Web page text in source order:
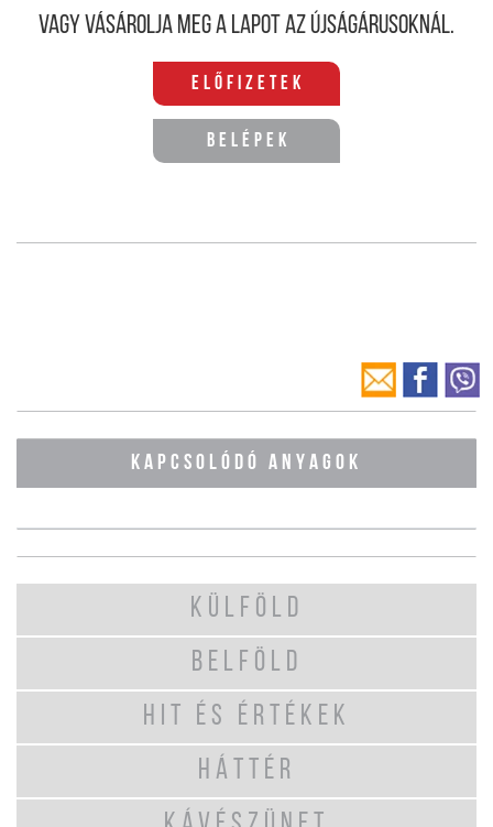
Vagy vásárolja meg a lapot az újságárusoknál.
Előfizetek
Belépek
KAPCSOLÓDÓ ANYAGOK
KÜLFÖLD
BELFÖLD
HIT ÉS ÉRTÉKEK
HÁTTÉR